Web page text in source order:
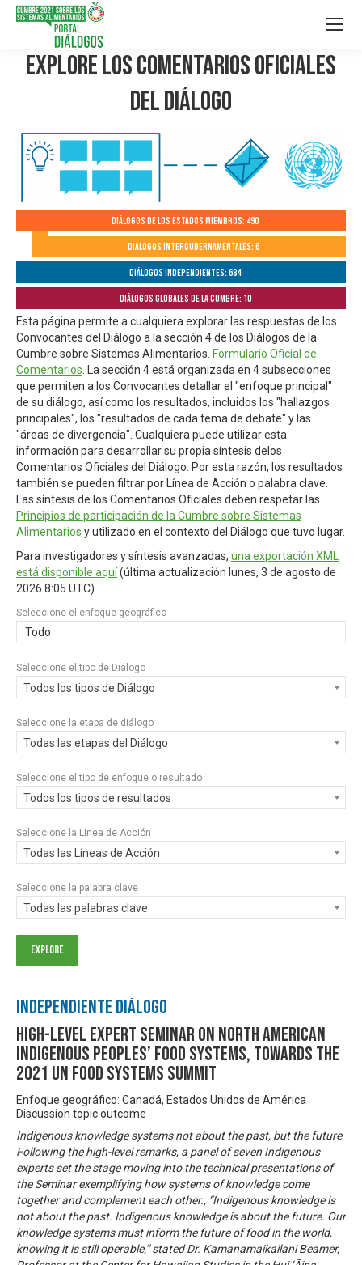
Explore los Comentarios Oficiales
del Diálogo
Diálogos de los Estados Miembros: 490
Diálogos Intergubernamentales: 6
Diálogos independientes: 684
Diálogos globales de la Cumbre: 10
Esta página permite a cualquiera explorar las respuestas de los
Convocantes del Diálogo a la sección 4 de los Diálogos de la
Cumbre sobre Sistemas Alimentarios. Formulario Oficial de
Comentarios . La sección 4 está organizada en 4 subsecciones
que permiten a los Convocantes detallar el "enfoque principal"
de su diálogo, así como los resultados, incluidos los "hallazgos
principales", los "resultados de cada tema de debate" y las
"áreas de divergencia". Cualquiera puede utilizar esta
información para desarrollar su propia síntesis delos
Comentarios Oficiales del Diálogo. Por esta razón, los resultados
también se pueden filtrar por Línea de Acción o palabra clave.
Las síntesis de los Comentarios Oficiales deben respetar las
Principios de participación de la Cumbre sobre Sistemas
Alimentarios y utilizado en el contexto del Diálogo que tuvo lugar.
Para investigadores y síntesis avanzadas, una exportación XML
está disponible aquí(última actualización lunes, 3 de agosto de
2026 8:05 UTC).
Seleccione el enfoque geográfico
Todo
Seleccione el tipo de Diálogo
Todos los tipos de Diálogo
Seleccione la etapa de diálogo
Todas las etapas del Diálogo
Seleccione el tipo de enfoque o resultado
Todos los tipos de resultados
Seleccione la Línea de Acción
Todas las Líneas de Acción
Seleccione la palabra clave
Todas las palabras clave
Independiente Diálogo
High-level Expert Seminar on North American
Indigenous Peoples’ Food Systems, towards the
2021 UN Food Systems Summit
Enfoque geográfico: Canadá, Estados Unidos de América
Discussion topic outcome
Indigenous knowledge systems not about the past, but the future
Following the high-level remarks, a panel of seven Indigenous
experts set the stage moving into the technical presentations of
the Seminar exemplifying how systems of knowledge come
together and complement each other., “Indigenous knowledge is
not about the past. Indigenous knowledge is about the future. Our
knowledge systems must inform the future of food in the world,
knowing it is still operable,” stated Dr. Kamanamaikailani Beamer,